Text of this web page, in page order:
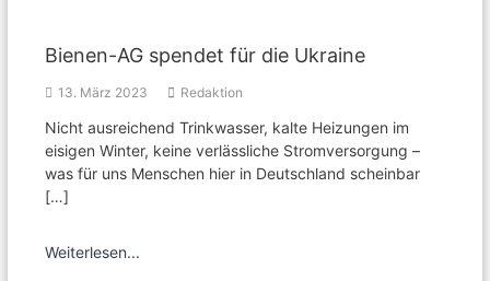
Bienen-AG spendet für die Ukraine
13. März 2023 Redaktion
Nicht ausreichend Trinkwasser, kalte Heizungen im
eisigen Winter, keine verlässliche Stromversorgung –
was für uns Menschen hier in Deutschland scheinbar
[…]
Weiterlesen...